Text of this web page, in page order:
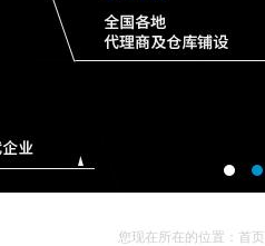
您现在所在的位置：首页